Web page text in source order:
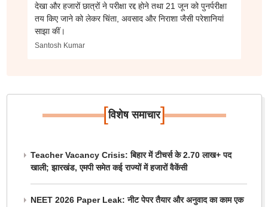
देखा और हजारों छात्रों ने परीक्षा रद्द होने तथा 21 जून को पुनर्परीक्षा
तय किए जाने को लेकर चिंता, अवसाद और निराशा जैसी परेशानियां
साझा कीं।
Santosh Kumar
[विशेष समाचार]
Teacher Vacancy Crisis: बिहार में टीचर्स के 2.70 लाख+ पद
खाली; झारखंड, एमपी समेत कई राज्यों में हजारों वैकेंसी
NEET 2026 Paper Leak: नीट पेपर तैयार और अनुवाद का काम एक